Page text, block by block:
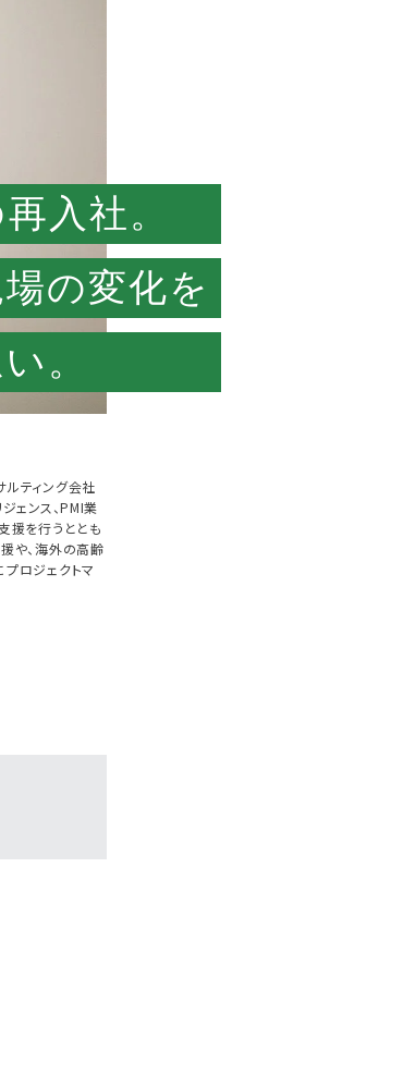
入社。
の変化を
。
ティング会社
ェンス、PMI業
援を行うととも
や、海外の高齢
ロジェクトマ